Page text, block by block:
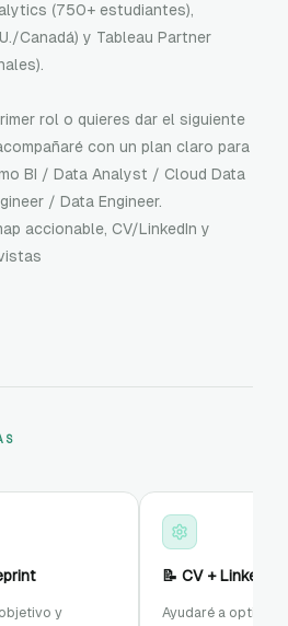
(750+ estudiantes),
Canadá) y Tableau Partner
rol o quieres dar el siguiente
con un plan claro para
BI / Data Analyst / Cloud Data
/ Data Engineer.
accionable, CV/LinkedIn y
y
📝 CV + LinkedIn
Ayudaré a